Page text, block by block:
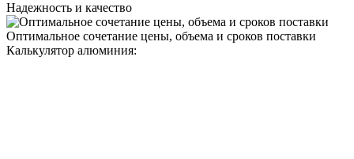
Надежность и качество
Оптимальное сочетание цены, объема и сроков поставки
Калькулятор алюминия: